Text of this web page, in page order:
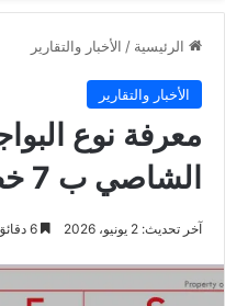
الرئيسية / الأخبار والتقارير
الأخبار والتقارير
معرفة نوع
الشاصي ب 7 خطوات
آخر تحديث: 2 يونيو، 2026